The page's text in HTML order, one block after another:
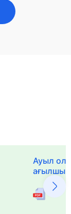
Ауыл
ағылшын